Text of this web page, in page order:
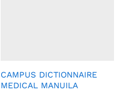
CAMPUS DICTIONNAIRE
MEDICAL MANUILA